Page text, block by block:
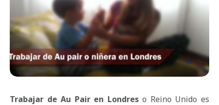
Trabajar de Au Pair en Londreso Reino Unido es